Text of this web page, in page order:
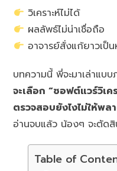
วิเคราะห์ไม่ได้
ผลลัพธ์ไม่น่าเชื่อถือ
อาจารย์สั่งแก้ยาวเป็
บทความนี้ พี่จะมาเล่าแบ
จะเลือก “ซอฟต์แวร์วิเค
ตรวจสอบยังไงไม่ให้พล
อ่านจบแล้ว น้องๆ จะตัด
Table of